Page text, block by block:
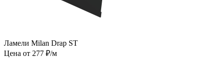
Ламели Milan Drap ST
Цена от 277 ₽/м